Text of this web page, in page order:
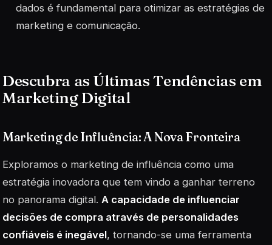
dados é fundamental para otimizar as estratégias de
marketing e comunicação.
Descubra as Últimas Tendências em
Marketing Digital
Marketing de Influência: A Nova Fronteira
Exploramos o marketing de influência como uma
estratégia inovadora que tem vindo a ganhar terreno
no panorama digital. A capacidade de influenciar
decisões de compra através de personalidades
confiáveis é inegável, tornando-se uma ferramenta